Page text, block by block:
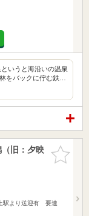
いうと海沿いの温泉
をバックに佇む鉄…
お気に入
りに追加
旧：夕映
駅より送迎有 要連